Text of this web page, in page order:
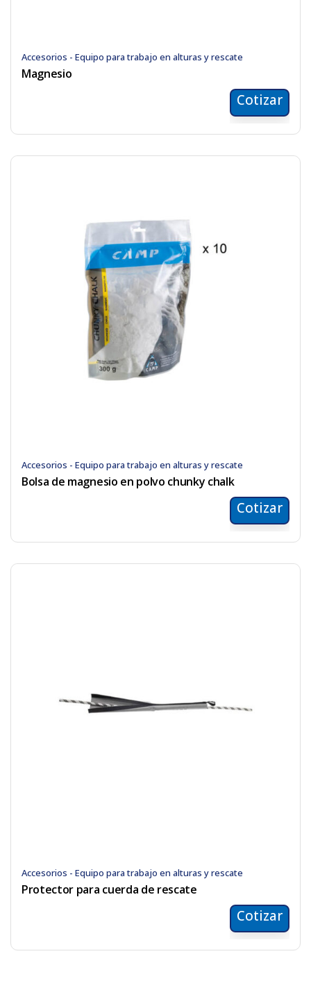
Accesorios - Equipo para trabajo en alturas y rescate
Magnesio
Cotizar
Accesorios - Equipo para trabajo en alturas y rescate
Bolsa de magnesio en polvo chunky chalk
Cotizar
Accesorios - Equipo para trabajo en alturas y rescate
Protector para cuerda de rescate
Cotizar